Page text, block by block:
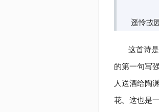
遥怜故
这首诗
的第一句写
人送酒给陶
花。这也是